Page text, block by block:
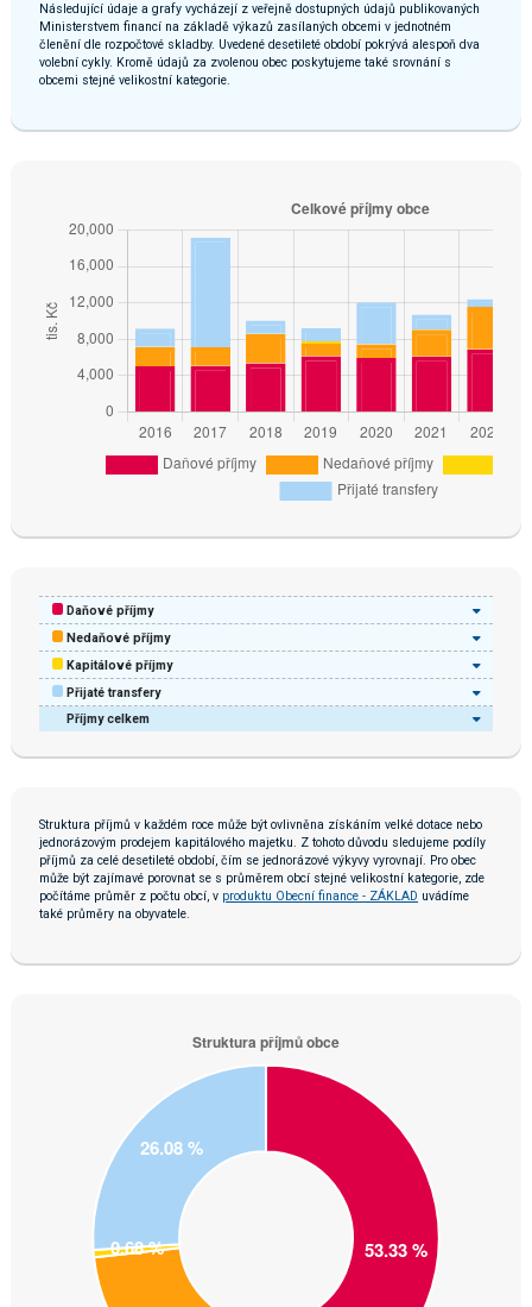
Následující údaje a grafy vycházejí z veřejně dostupných údajů publikovaných
Ministerstvem financí na základě výkazů zasílaných obcemi v jednotném
členění dle rozpočtové skladby. Uvedené desetileté období pokrývá alespoň dva
volební cykly. Kromě údajů za zvolenou obec poskytujeme také srovnání s
obcemi stejné velikostní kategorie.
Příjmy celkem
Daňové příjmy
Nedaňové příjmy
Kapitálové příjmy
Přijaté transfery
Struktura příjmů v každém roce může být ovlivněna získáním velké dotace nebo
jednorázovým prodejem kapitálového majetku. Z tohoto důvodu sledujeme podíly
příjmů za celé desetileté období, čím se jednorázové výkyvy vyrovnají. Pro obec
může být zajímavé porovnat se s průměrem obcí stejné velikostní kategorie, zde
počítáme průměr z počtu obcí, v produktu Obecní finance - ZÁKLAD uvádíme
také průměry na obyvatele.